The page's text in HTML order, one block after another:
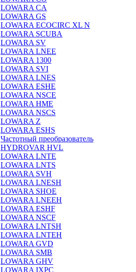
LOWARA CA
LOWARA GS
LOWARA ECOCIRC XL N
LOWARA SCUBA
LOWARA SV
LOWARA LNEE
LOWARA 1300
LOWARA SVI
LOWARA LNES
LOWARA ESHE
LOWARA NSCE
LOWARA HME
LOWARA NSCS
LOWARA Z
LOWARA ESHS
Частотный преобразователь
HYDROVAR HVL
LOWARA LNTE
LOWARA LNTS
LOWARA SVH
LOWARA LNESH
LOWARA SHOE
LOWARA LNEEH
LOWARA ESHF
LOWARA NSCF
LOWARA LNTSH
LOWARA LNTEH
LOWARA GVD
LOWARA SMB
LOWARA GHV
LOWARA IXPС